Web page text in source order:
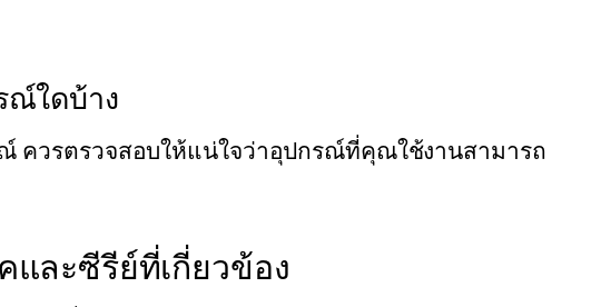
ณ์ใดบ้าง
ควรตรวจสอบให้แน่ใจว่าอุปกรณ์ที่คุณใช้งานสามารถ
ละซีรีย์ที่เกี่ยวข้อง